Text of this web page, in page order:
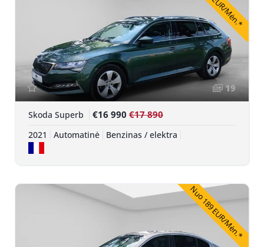
19
Skoda Superb €16 990 €17 890
2021 Automatinė Benzinas / elektra
Nuo 189 EUR/Mėn.*